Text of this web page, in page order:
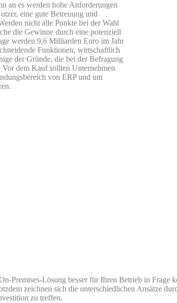
an es werden hohe Anforderungen
eine gute Betreuung und
nicht alle Punkte bei der Wahl
die Gewinne durch eine potenziell
werden 9,6 Milliarden Euro im Jahr
Funktionen, wirtschaftlich
der Gründe, die bei der Befragung
dem Kauf sollten Unternehmen
von ERP und um
Premises-Lösung besser für Ihren Betrieb in Frage
zeichnen sich die unterschiedlichen Ansätze
zu treffen.